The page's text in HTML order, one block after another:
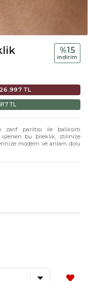
%15
i̇ndi̇ri̇m
26.997 TL
TL
parıltısı ile balıksırtı
işlenen bu bileklik, stilinize
modern ve anlam dolu